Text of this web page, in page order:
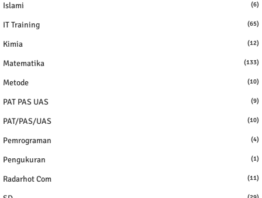
Islami (6)
IT Training (65)
Kimia (12)
Matematika (133)
Metode (10)
PAT PAS UAS (9)
PAT/PAS/UAS (10)
Pemrograman (4)
Pengukuran (1)
Radarhot Com (11)